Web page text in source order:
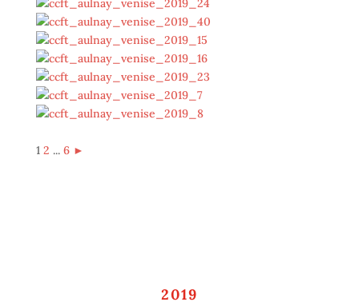
1 2 ... 6 ►
2019